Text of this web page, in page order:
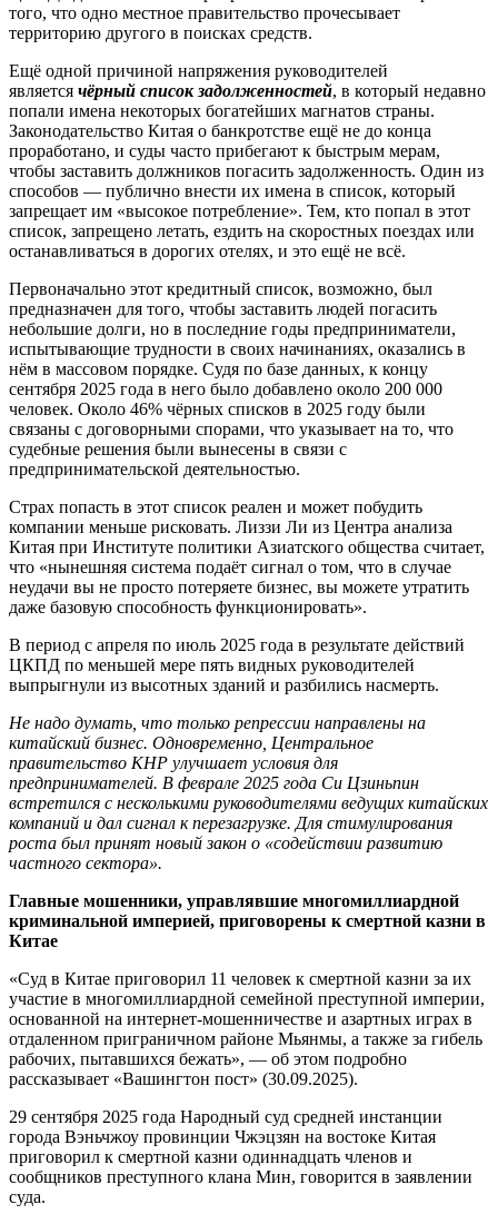
того, что одно местное правительство прочесывает
территорию другого в поисках средств.
Ещё одной причиной напряжения руководителей
является чёрный список задолженностей, в который недавно
попали имена некоторых богатейших магнатов страны.
Законодательство Китая о банкротстве ещё не до конца
проработано, и суды часто прибегают к быстрым мерам,
чтобы заставить должников погасить задолженность. Один из
способов — публично внести их имена в список, который
запрещает им «высокое потребление». Тем, кто попал в этот
список, запрещено летать, ездить на скоростных поездах или
останавливаться в дорогих отелях, и это ещё не всё.
Первоначально этот кредитный список, возможно, был
предназначен для того, чтобы заставить людей погасить
небольшие долги, но в последние годы предприниматели,
испытывающие трудности в своих начинаниях, оказались в
нём в массовом порядке. Судя по базе данных, к концу
сентября 2025 года в него было добавлено около 200 000
человек. Около 46% чёрных списков в 2025 году были
связаны с договорными спорами, что указывает на то, что
судебные решения были вынесены в связи с
предпринимательской деятельностью.
Страх попасть в этот список реален и может побудить
компании меньше рисковать. Лиззи Ли из Центра анализа
Китая при Институте политики Азиатского общества считает,
что «нынешняя система подаёт сигнал о том, что в случае
неудачи вы не просто потеряете бизнес, вы можете утратить
даже базовую способность функционировать».
В период с апреля по июль 2025 года в результате действий
ЦКПД по меньшей мере пять видных руководителей
выпрыгнули из высотных зданий и разбились насмерть.
Не надо думать, что только репрессии направлены на
китайский бизнес. Одновременно, Центральное
правительство КНР улучшает условия для
предпринимателей. В феврале 2025 года Си Цзиньпин
встретился с несколькими руководителями ведущих китайских
компаний и дал сигнал к перезагрузке. Для стимулирования
роста был принят новый закон о «содействии развитию
частного сектора».
Главные мошенники, управлявшие многомиллиардной
криминальной империей, приговорены к смертной казни в
Китае
«Суд в Китае приговорил 11 человек к смертной казни за их
участие в многомиллиардной семейной преступной империи,
основанной на интернет-мошенничестве и азартных играх в
отдаленном приграничном районе Мьянмы, а также за гибель
рабочих, пытавшихся бежать», — об этом подробно
рассказывает «Вашингтон пост» (30.09.2025).
29 сентября 2025 года Народный суд средней инстанции
города Вэньчжоу провинции Чжэцзян на востоке Китая
приговорил к смертной казни одиннадцать членов и
сообщников преступного клана Мин, говорится в заявлении
суда.